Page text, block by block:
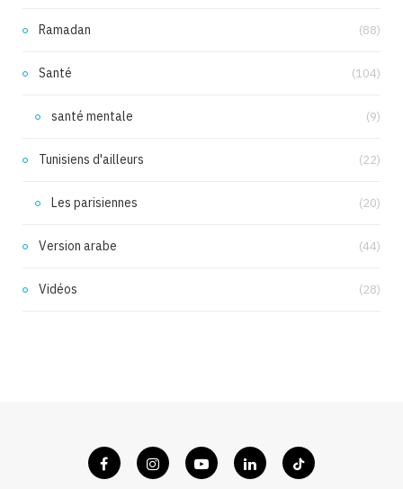
Ramadan (88)
Santé (104)
santé mentale (9)
Tunisiens d'ailleurs (22)
Les parisiennes (20)
Version arabe (44)
Vidéos (28)